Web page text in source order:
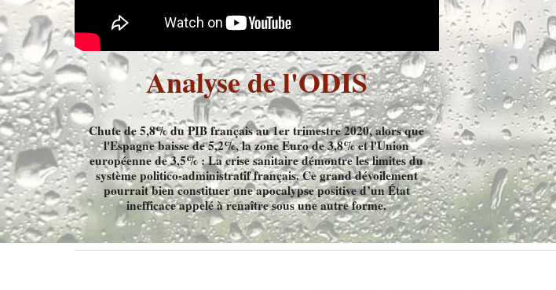
Analyse de l'ODIS
Chute de 5,8% du PIB français au 1er trimestre 2020, alors que
l'Espagne baisse de 5,2%, la zone Euro de 3,8% et l'Union
européenne de 3,5% : La crise sanitaire démontre les limites du
système politico-administratif français. Ce grand dévoilement
pourrait bien constituer une apocalypse positive d’un État
inefficace appelé à renaître sous une autre forme.